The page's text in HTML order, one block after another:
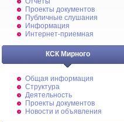
Проекты документов
Публичные слушания
Информация
Интернет-приемная
КСК Мирного
Общая информация
Структура
Деятельность
Проекты документов
Новости и объявления